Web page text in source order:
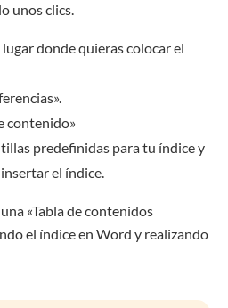
unos clics.
donde quieras colocar el
contenido»
predefinidas para tu índice y
el índice.
«Tabla de contenidos
el índice en Word y realizando